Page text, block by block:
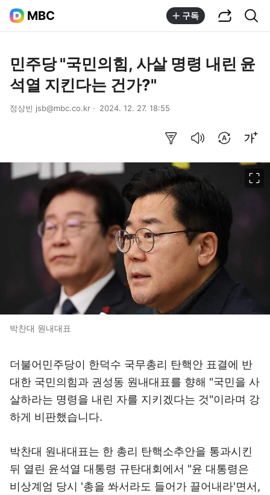
MBC 구독
민주당 "국민의힘, 사살 명령 내린 윤
석열 지킨다는 건가?"
정상빈 jsb@mbc.co.kr 2024. 12. 27. 18:55
박찬대 원내대표
더불어민주당이 한덕수 국무총리 탄핵안 표결에 반
대한 국민의힘과 권성동 원내대표를 향해 "국민을 사
살하라는 명령을 내린 자를 지키겠다는 것"이라며 강
하게 비판했습니다.
박찬대 원내대표는 한 총리 탄핵소추안을 통과시킨
뒤 열린 윤석열 대통령 규탄대회에서 "윤 대통령은
비상계엄 당시 '총을 쏴서라도 들어가 끌어내라'면서,